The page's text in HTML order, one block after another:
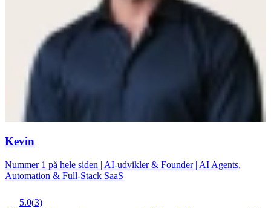
Kevin
Nummer 1 på hele siden | AI-udvikler & Founder | AI Agents,
Automation & Full-Stack SaaS
5.0(3)